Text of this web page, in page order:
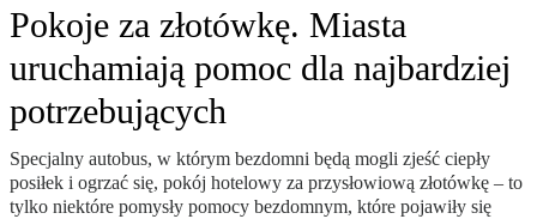
Pokoje za złotówkę. Miasta
uruchamiają pomoc dla najbardziej
potrzebujących
Specjalny autobus, w którym bezdomni będą mogli zjeść ciepły
posiłek i ogrzać się, pokój hotelowy za przysłowiową złotówkę – to
tylko niektóre pomysły pomocy bezdomnym, które pojawiły się